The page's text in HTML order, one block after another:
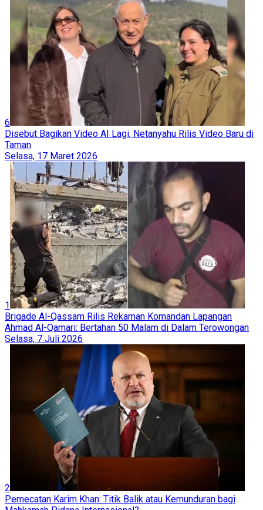
6
Disebut Bagikan Video AI Lagi, Netanyahu Rilis Video Baru di
Taman
Selasa, 17 Maret 2026
1
Brigade Al-Qassam Rilis Rekaman Komandan Lapangan
Ahmad Al-Qamari: Bertahan 50 Malam di Dalam Terowongan
Selasa, 7 Juli 2026
2
Pemecatan Karim Khan: Titik Balik atau Kemunduran bagi